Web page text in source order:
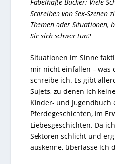
Fabelhafte Bücher: Viele
Schreiben von Sex-Szenen
Themen oder Situationen,
Sie sich schwer tun?
Situationen im Sinne
mir nicht einfallen – was
schreibe ich. Es gibt
Sujets, zu denen ich
Kinder- und Jugendbuch
Pferdegeschichten, im
Liebesgeschichten. Da
Sektoren schlicht und
auskenne, überlasse ich